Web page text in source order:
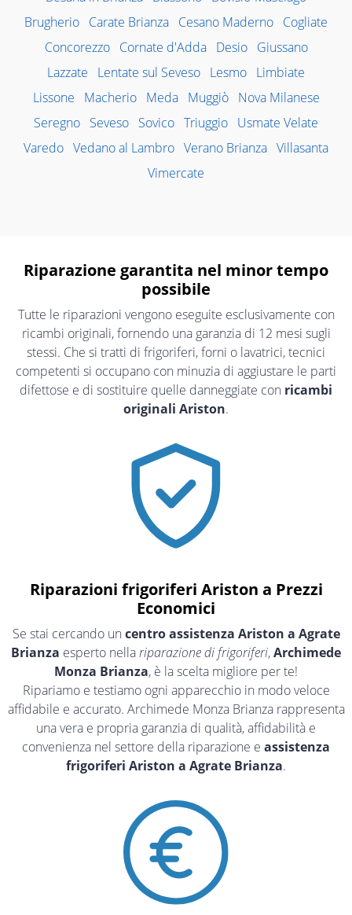
Brugherio Carate Brianza Cesano Maderno Cogliate
Concorezzo
Cornate d'Adda Desio
Giussano
Lazzate
Lentate sul Seveso Lesmo Limbiate
Lissone
Macherio Meda Muggiò
Nova Milanese
Seregno Seveso Sovico Triuggio Usmate Velate
Varedo Vedano al Lambro Verano Brianza Villasanta
Vimercate
Riparazione garantita nel minor tempo
possibile
Tutte le riparazioni vengono eseguite esclusivamente con
ricambi originali, fornendo una garanzia di 12 mesi sugli
stessi. Che si tratti di frigoriferi, forni o lavatrici, tecnici
competenti si occupano con minuzia di aggiustare le parti
difettose e di sostituire quelle danneggiate con ricambi
originali Ariston.
Riparazioni frigoriferi Ariston a Prezzi
Economici
Se stai cercando un centro assistenza Ariston a Agrate
Brianza esperto nellariparazione di frigoriferi,Archimede
Monza Brianza, è la scelta migliore per te!
Ripariamo e testiamo ogni apparecchio in modo veloce
affidabile e accurato. Archimede Monza Brianza rappresenta
una vera e propria garanzia di qualità, affidabilità e
convenienza nel settore della riparazione e assistenza
frigoriferi Ariston a Agrate Brianza.